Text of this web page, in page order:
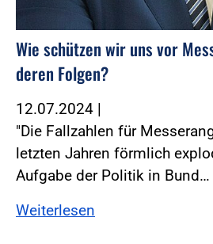
Wie schützen wir uns vor
deren Folgen?
12.07.2024 |
"Die Fallzahlen für
letzten Jahren förmlich
Aufgabe der Politik in Bund…
Weiterlesen